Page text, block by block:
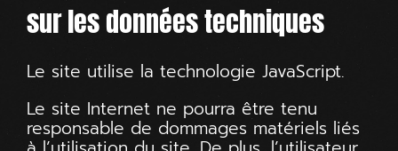
sur les données techniques
Le site utilise la technologie JavaScript.
Le site Internet ne pourra être tenu
responsable de dommages matériels liés